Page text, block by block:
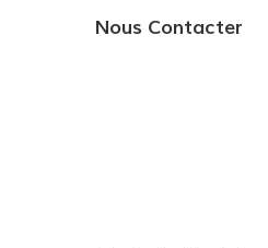
Nous Contacter